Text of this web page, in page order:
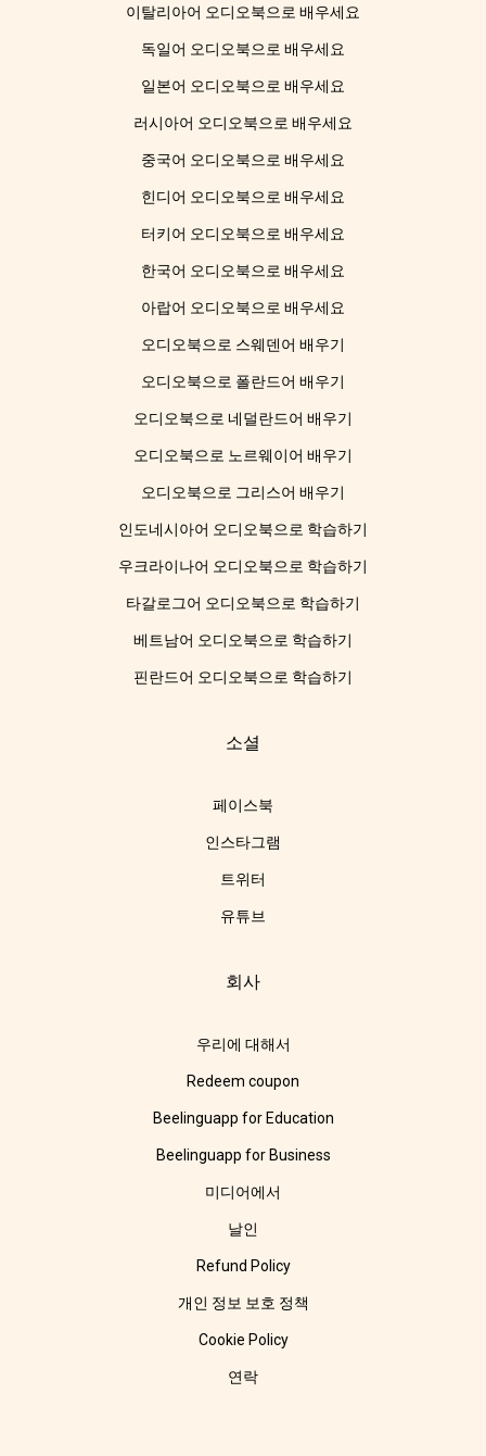
이탈리아어 오디오북으로 배우세요
독일어 오디오북으로 배우세요
일본어 오디오북으로 배우세요
러시아어 오디오북으로 배우세요
중국어 오디오북으로 배우세요
힌디어 오디오북으로 배우세요
터키어 오디오북으로 배우세요
한국어 오디오북으로 배우세요
아랍어 오디오북으로 배우세요
오디오북으로 스웨덴어 배우기
오디오북으로 폴란드어 배우기
오디오북으로 네덜란드어 배우기
오디오북으로 노르웨이어 배우기
오디오북으로 그리스어 배우기
인도네시아어 오디오북으로 학습하기
우크라이나어 오디오북으로 학습하기
타갈로그어 오디오북으로 학습하기
베트남어 오디오북으로 학습하기
핀란드어 오디오북으로 학습하기
소셜
페이스북
인스타그램
트위터
유튜브
회사
우리에 대해서
Redeem coupon
Beelinguapp for Education
Beelinguapp for Business
미디어에서
날인
Refund Policy
개인 정보 보호 정책
Cookie Policy
연락